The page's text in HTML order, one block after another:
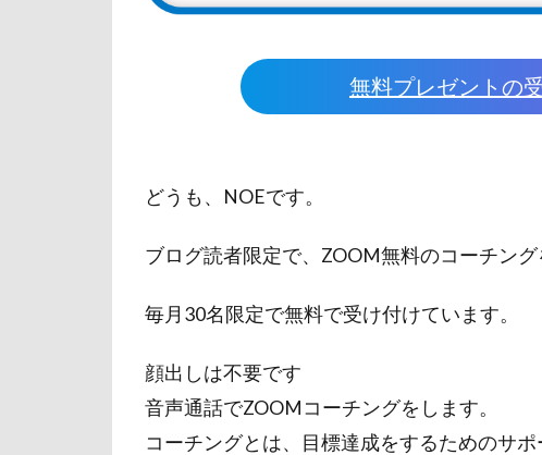
無料プレゼントの
どうも、NOEです。
ブログ読者限定で、ZOOM無料のコーチング
毎月30名限定で無料で受け付けています。
顔出しは不要です
音声通話でZOOMコーチングをします。
コーチングとは、目標達成をするためのサポ